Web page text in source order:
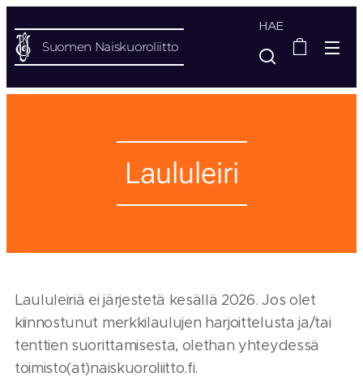
Suomen Naiskuoroliitto
HAE
Laululeiri
Laululeiriä ei järjestetä kesällä 2026. Jos olet
kiinnostunut merkkilaulujen harjoittelusta ja/tai
tenttien suorittamisesta, olethan yhteydessä
toimisto(at)naiskuoroliitto.fi.